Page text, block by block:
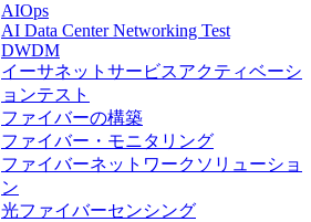
AIOps
AI Data Center Networking Test
DWDM
イーサネットサービスアクティベーシ
ョンテスト
ファイバーの構築
ファイバー・モニタリング
ファイバーネットワークソリューショ
ン
光ファイバーセンシング